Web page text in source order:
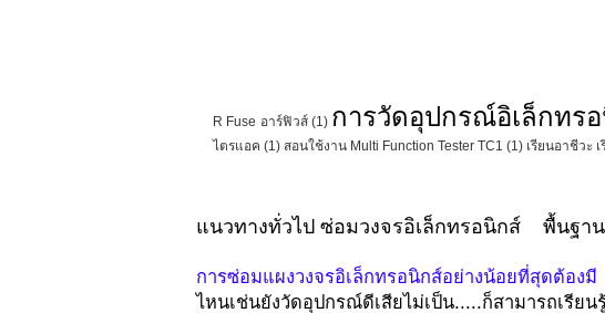
R Fuse อาร์ฟิวส์ (1) การวัดอุปกรณ์อิเล็กทร
ไตรแอค (1) สอนใช้งาน Multi Function Tester TC1 (1) เรียนอาชีวะ
แนวทางทั่วไป ซ่อมวงจรอิเล็กทรอนิกส์ พื้นฐา
การซ่อมแผงวงจรอิเล็กทรอนิกส์อย่างน้อยที่สุดต้อ
ไหนเช่นยังวัดอุปกรณ์ดีเสียไม่เป็น.....ก็สามารถเรียน